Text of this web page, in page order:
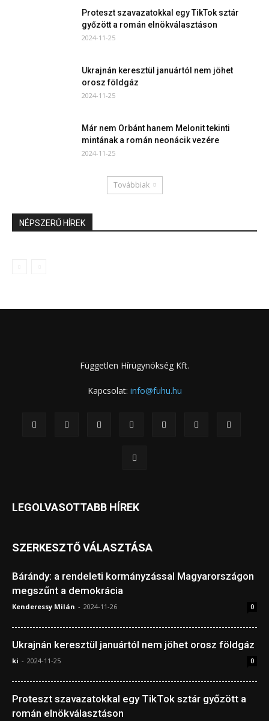
Proteszt szavazatokkal egy TikTok sztár
győzött a román elnökválasztáson
2024-11-25
Ukrajnán keresztül januártól nem jöhet
orosz földgáz
2024-11-25
Már nem Orbánt hanem Melonit tekinti
mintának a román neonácik vezére
2024-11-25
Továbbiak
NÉPSZERŰ HÍREK
Független Hírügynökség Kft.
Kapcsolat: info@fuhu.hu
LEGOLVASOTTABB HÍREK
SZERKESZTŐ VÁLASZTÁSA
Bárándy: a rendeleti kormányzással Magyarországon
megszűnt a demokrácia
Kenderessy Milán - 2024-11-26 0
Ukrajnán keresztül januártól nem jöhet orosz földgáz
ki - 2024-11-25 0
Proteszt szavazatokkal egy TikTok sztár győzött a
román elnökválasztáson